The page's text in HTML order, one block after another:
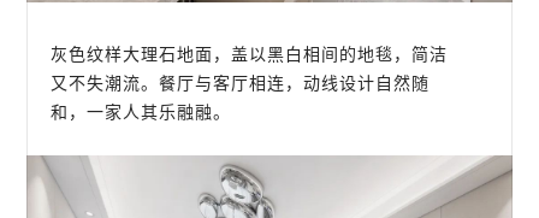
灰色纹样大理石地面，盖以黑白相间的地毯，简洁
又不失潮流。餐厅与客厅相连，动线设计自然随
和，一家人其乐融融。